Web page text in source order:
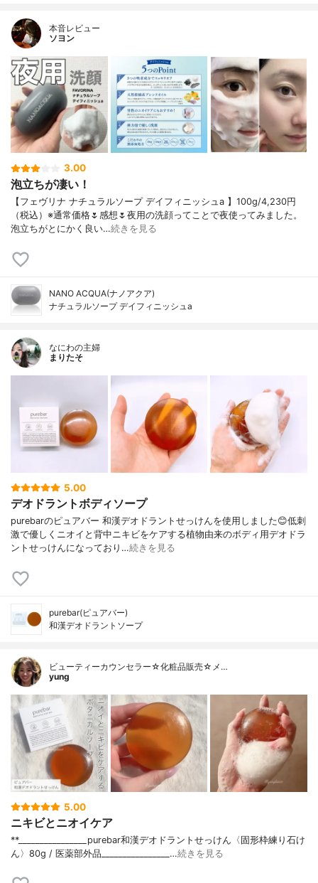
本音レビュー
ソヨン
3.00
泡立ちが凄い！
【フェヴリナ ナチュラルソープ デイフィニッシュa 】100g/4,230円
（税込）※通常価格🌷感想🌷夜用の洗顔ってことで夜使ってみました。
泡立ちがとにかく良い…続きを見る
NANO ACQUA(ナノアクア)
ナチュラルソープ デイフィニッシュa
なにわの主婦
まりたそ
5.00
デオドラントボディソープ
purebarのピュアバー 和漢デオドラントせっけんを使用しました😊低刺
激で優しくニオイと背中ニキビをケアする植物由来のボディ用デオドラ
ントせっけんになっており…続きを見る
purebar(ピュアバー)
和漢デオドラントソープ
ビューティーカウンセラー☆化粧品販売☆メ…
yung
5.00
ニキビとニオイケア
**________________⁡⁡purebar⁡和漢デオドラントせっけん〈固形枠練り石け
ん〉⁡80g / 医薬部外品⁡________________⁡…続きを見る